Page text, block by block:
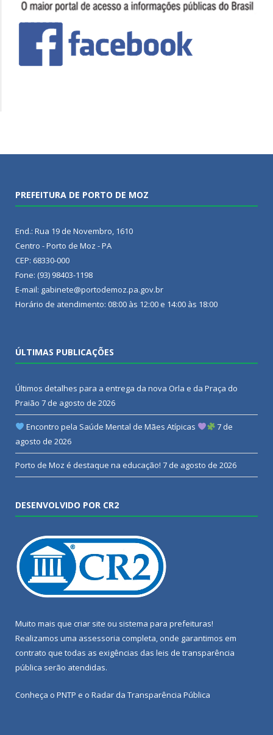
PREFEITURA DE PORTO DE MOZ
End.: Rua 19 de Novembro, 1610
Centro - Porto de Moz - PA
CEP: 68330-000
Fone: (93) 98403-1198
E-mail: gabinete@portodemoz.pa.gov.br
Horário de atendimento: 08:00 às 12:00 e 14:00 às 18:00
ÚLTIMAS PUBLICAÇÕES
Últimos detalhes para a entrega da nova Orla e da Praça do
Praião 7 de agosto de 2026
Encontro pela Saúde Mental de Mães Atípicas
7 de
agosto de 2026
Porto de Moz é destaque na educação! 7 de agosto de 2026
DESENVOLVIDO POR CR2
Muito mais que criar site ou sistema para prefeituras!
Realizamos uma assessoria completa, onde garantimos em
contrato que todas as exigências das leis de transparência
pública serão atendidas.
Conheça o PNTP e o Radar da Transparência Pública